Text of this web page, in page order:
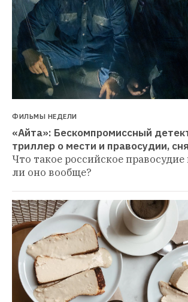
ФИЛЬМЫ НЕДЕЛИ
«Айта»: Бескомпромиссный
триллер о мести и правосудии,
Что такое российское
ли оно вообще?